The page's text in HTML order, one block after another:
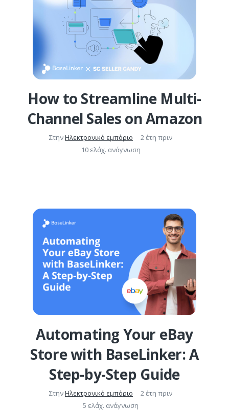
How to Streamline Multi-
Channel Sales on Amazon
ΣτηνΗλεκτρονικό εμπόριο
2 έτη πριν
10 ελάχ. ανάγνωση
Automating Your eBay
Store with BaseLinker: A
Step-by-Step Guide
ΣτηνΗλεκτρονικό εμπόριο
2 έτη πριν
5 ελάχ. ανάγνωση